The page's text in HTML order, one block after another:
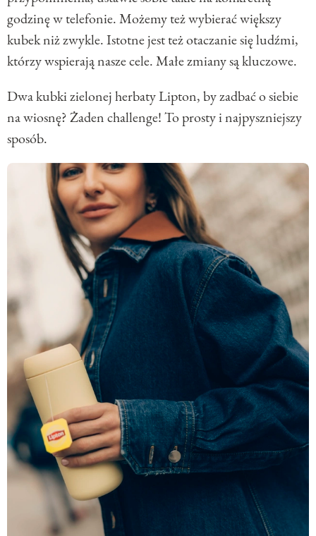
godzinę w telefonie. Możemy też wybierać większy
kubek niż zwykle. Istotne jest też otaczanie się ludźmi,
którzy wspierają nasze cele. Małe zmiany są kluczowe.
Dwa kubki zielonej herbaty Lipton, by zadbać o siebie
na wiosnę? Żaden challenge! To prosty i najpyszniejszy
sposób.